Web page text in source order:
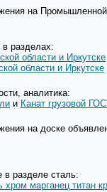
на
разделах:
области и Иркутске
области и Иркутске
аналитика:
и Канат грузовой
на доске
разделе сталь:
хром марганец титан